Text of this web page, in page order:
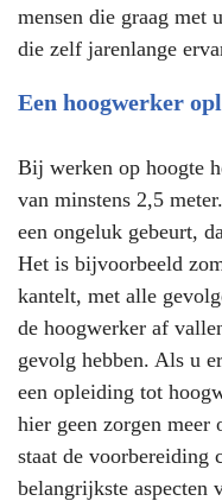
mensen die graag met
die zelf jarenlange
Een hoogwerker
Bij werken op hoogte
van minstens 2,5
een ongeluk gebeurt,
Het is bijvoorbeeld
kantelt, met alle
de hoogwerker af
gevolg hebben. Als u
een opleiding tot
hier geen zorgen meer
staat de voorbereiding
belangrijkste aspecten